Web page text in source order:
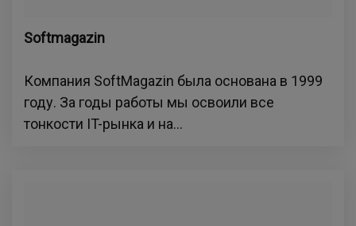
Softmagazin
Компания SoftMagazin была основана в 1999
году. За годы работы мы освоили все
тонкости IT-рынка и на...